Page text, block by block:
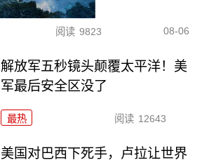
阅读 9823 08-06
解放军五秒镜头颠覆太平洋！美
军最后安全区没了
最热 阅读 12643
美国对巴西下死手，卢拉让世界